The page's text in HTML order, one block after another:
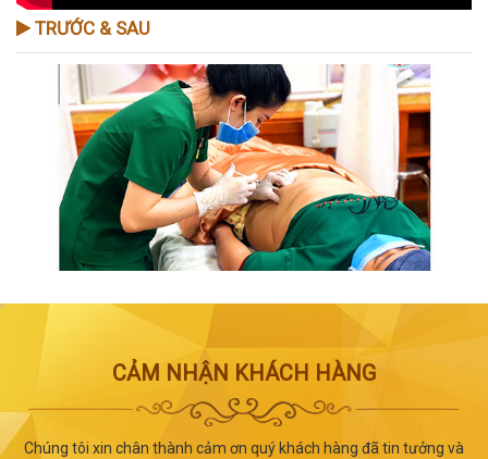
TRƯỚC & SAU
CẢM NHẬN KHÁCH HÀNG
Chúng tôi xin chân thành cảm ơn quý khách hàng đã tin tưởng và